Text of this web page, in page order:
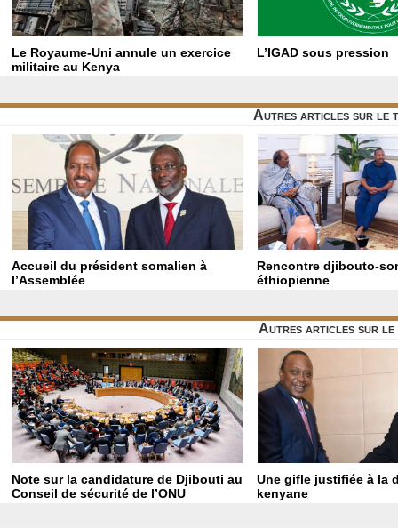
Le Royaume-Uni annule un exercice
militaire au Kenya
L’IGAD sous pression
Autres articles sur le
Accueil du président somalien à
l’Assemblée
Rencontre djibouto-
éthiopienne
Autres articles sur le
Note sur la candidature de Djibouti au
Conseil de sécurité de l’ONU
Une gifle justifiée à la
kenyane